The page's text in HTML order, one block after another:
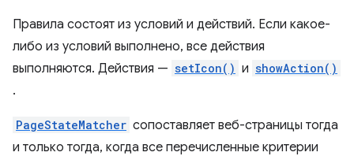
Правила состоят из условий и действий. Если какое-
либо из условий выполнено, все действия
выполняются. Действия — setIcon() и showAction()
.
PageStateMatcher сопоставляет веб-страницы тогда
и только тогда, когда все перечисленные критерии